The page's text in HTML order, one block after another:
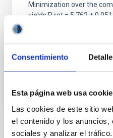
Consentimiento
Esta página web usa
Las cookies de este sitio
el contenido y los anuncios,
sociales y analizar el
Minimization over the
yields P rot = 5.762 ±
NÚMERO DE CITAS 0